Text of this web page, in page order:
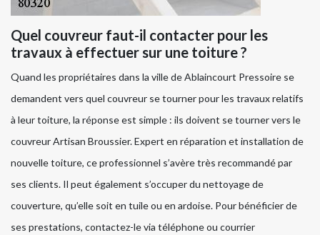
Quel couvreur faut-il contacter pour les
travaux à effectuer sur une toiture ?
Quand les propriétaires dans la ville de Ablaincourt Pressoire se
demandent vers quel couvreur se tourner pour les travaux relatifs
à leur toiture, la réponse est simple : ils doivent se tourner vers le
couvreur Artisan Broussier. Expert en réparation et installation de
nouvelle toiture, ce professionnel s’avère très recommandé par
ses clients. Il peut également s’occuper du nettoyage de
couverture, qu’elle soit en tuile ou en ardoise. Pour bénéficier de
ses prestations, contactez-le via téléphone ou courrier